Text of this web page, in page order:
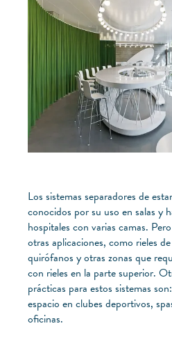
Los sistemas separadores de
conocidos por su uso en salas y
hospitales con varias camas.
otras aplicaciones, como rieles
quirófanos y otras zonas que
con rieles en la parte superior.
prácticas para estos sistemas
espacio en clubes deportivos,
oficinas.